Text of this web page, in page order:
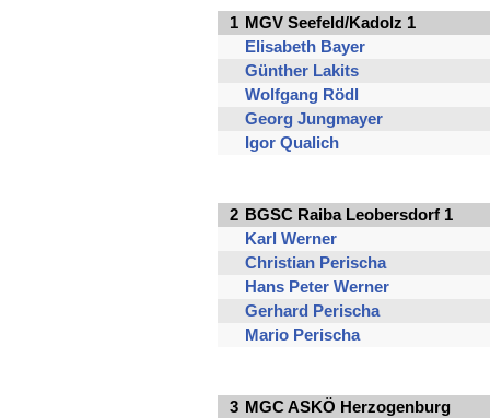
1 MGV Seefeld/Kadolz 1
Elisabeth Bayer
Günther Lakits
Wolfgang Rödl
Georg Jungmayer
Igor Qualich
2 BGSC Raiba Leobersdorf 1
Karl Werner
Christian Perischa
Hans Peter Werner
Gerhard Perischa
Mario Perischa
3 MGC ASKÖ Herzogenburg